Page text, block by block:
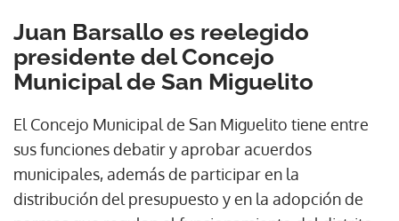
Juan Barsallo es reelegido
presidente del Concejo
Municipal de San Miguelito
El Concejo Municipal de San Miguelito tiene entre
sus funciones debatir y aprobar acuerdos
municipales, además de participar en la
distribución del presupuesto y en la adopción de